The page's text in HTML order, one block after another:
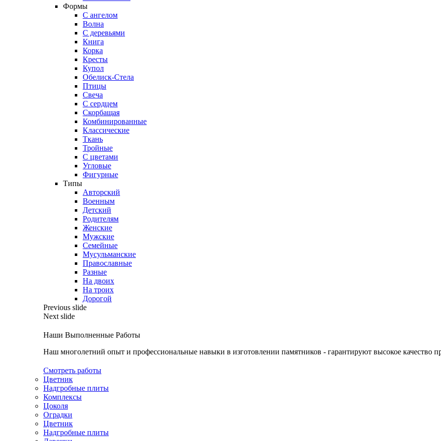
Формы
С ангелом
Волна
С деревьями
Книга
Корка
Кресты
Купол
Обелиск-Стела
Птицы
Свеча
С сердцем
Скорбащая
Комбинированные
Классические
Ткань
Тройные
С цветами
Угловые
Фигурные
Типы
Авторский
Военным
Детский
Родителям
Женские
Мужские
Семейные
Мусульманские
Православные
Разные
На двоих
На троих
Дорогой
Previous slide
Next slide
Наши Выполненные Работы
Наш многолетний опыт и профессиональные навыки в изготовлении памятников - гарантируют высокое качество
Смотреть работы
Цветник
Надгробные плиты
Комплексы
Цоколя
Оградки
Цветник
Надгробные плиты